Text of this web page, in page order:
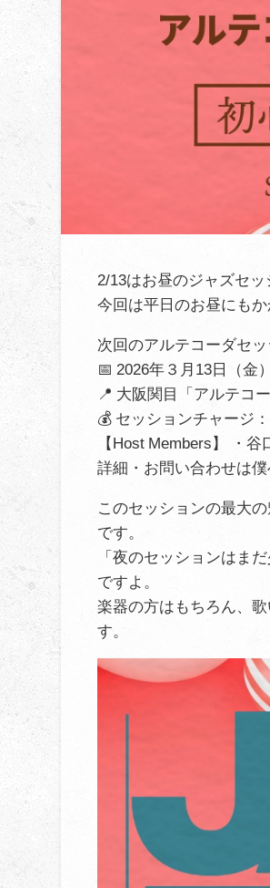
2/13はお昼のジャズセ
今回は平日のお昼にも
次回のアルテコーダセ
📅 2026年３月13日（金
📍 大阪関目「アルテコ
💰 セッションチャージ
【Host Members】 ・
詳細・お問い合わせは
このセッションの最大
です。
「夜のセッションはま
ですよ。
楽器の方はもちろん、
す。